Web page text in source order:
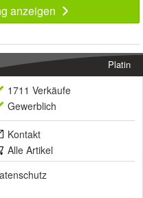
anzeigen
Platin
1711 Verkäufe
Gewerblich
Kontakt
Alle Artikel